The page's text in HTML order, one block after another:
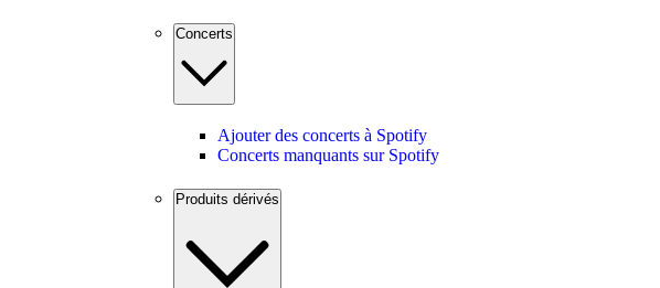
Concerts
Ajouter des concerts à Spotify
Concerts manquants sur Spotify
Produits dérivés